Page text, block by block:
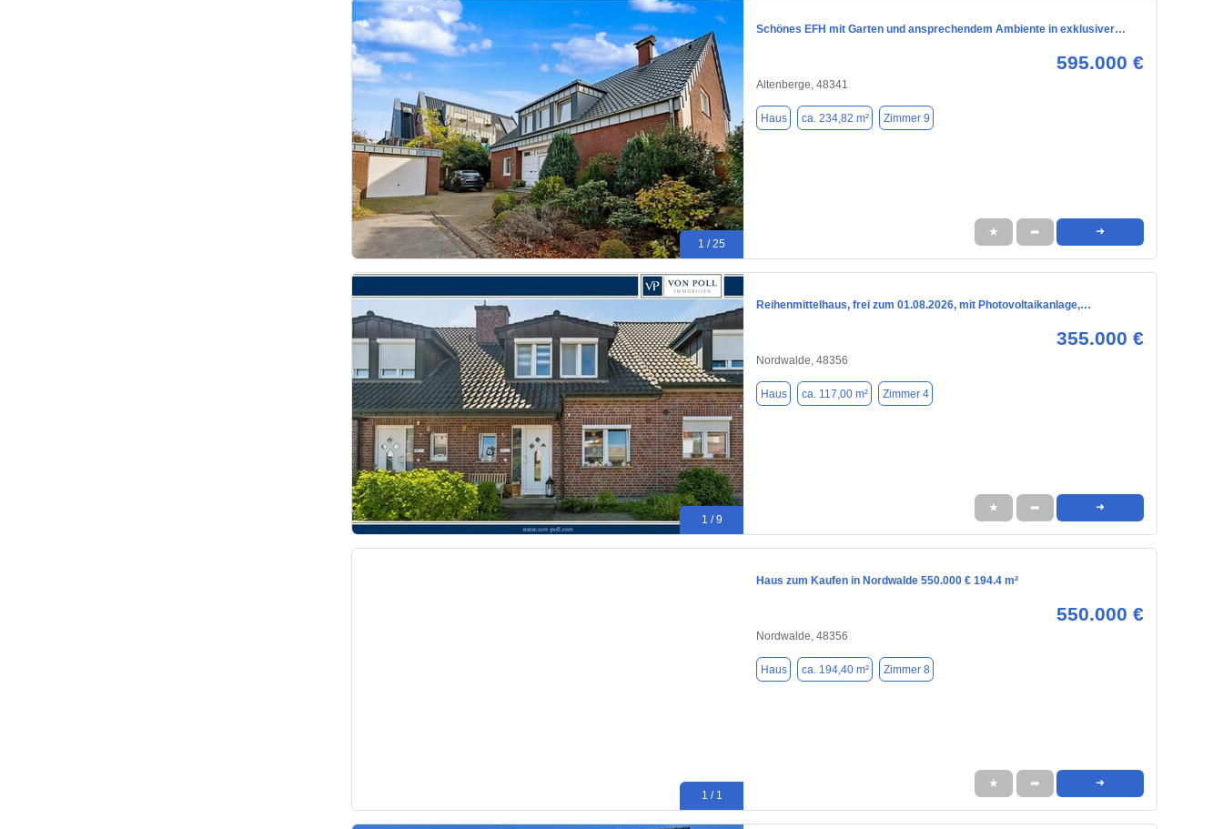
1 / 25
Schönes EFH mit Garten und ansprechendem Ambiente in exklusiver…
595.000 €
Altenberge, 48341
Haus ca. 234,82 m² Zimmer 9
★ ➦ ➜
1 / 9
Reihenmittelhaus, frei zum 01.08.2026, mit Photovoltaikanlage,…
355.000 €
Nordwalde, 48356
Haus ca. 117,00 m² Zimmer 4
★ ➦ ➜
1 / 1
Haus zum Kaufen in Nordwalde 550.000 € 194.4 m²
550.000 €
Nordwalde, 48356
Haus ca. 194,40 m² Zimmer 8
★ ➦ ➜